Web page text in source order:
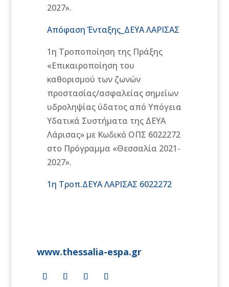
2027».
Απόφαση Ένταξης_ΔΕΥΑ ΛΑΡΙΣΑΣ
1η Τροποποίηση της Πράξης
«Επικαιροποίηση του
καθορισμού των ζωνών
προστασίας/ασφαλείας σημείων
υδροληψίας ύδατος από Υπόγεια
Υδατικά Συστήματα της ΔΕΥΑ
Λάρισας» με Κωδικό ΟΠΣ 6022272
στο Πρόγραμμα «Θεσσαλία 2021-
2027».
1η Τροπ.ΔΕΥΑ ΛΑΡΙΣΑΣ 6022272
www.thessalia-espa.gr